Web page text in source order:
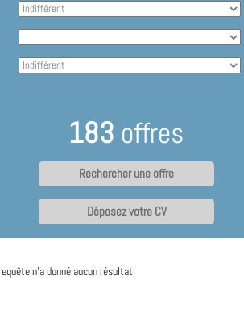
183 offres
Déposez votre CV
n'a donné aucun résultat.